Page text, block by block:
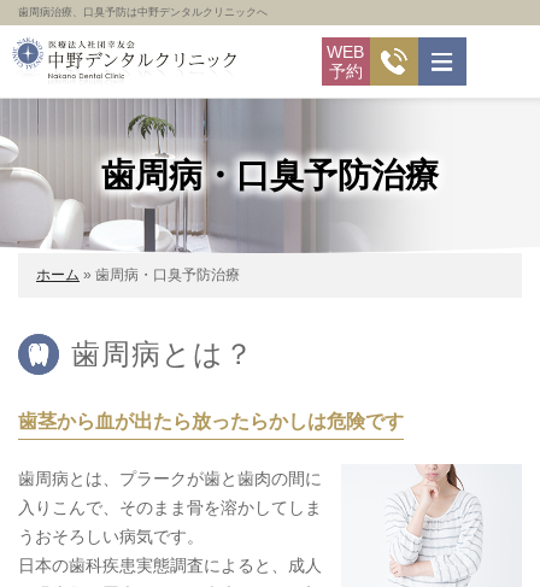
歯周病治療、口臭予防は中野デンタルクリニックへ
WEB
予約
歯周病・口臭予防治療
ホーム » 歯周病・口臭予防治療
歯周病とは？
歯茎から血が出たら放ったらかしは危険です
歯周病とは、プラークが歯と歯肉の間に
入りこんで、そのまま骨を溶かしてしま
うおそろしい病気です。
日本の歯科疾患実態調査によると、成人